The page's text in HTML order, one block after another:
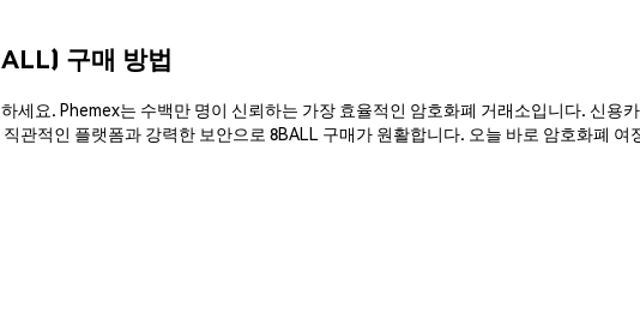
구매 방법
세요. Phemex는 수백만 명이 신뢰하는 가장 효율적인 암호화폐 거래소입니다. 신용
관적인 플랫폼과 강력한 보안으로 8BALL 구매가 원활합니다. 오늘 바로 암호화폐